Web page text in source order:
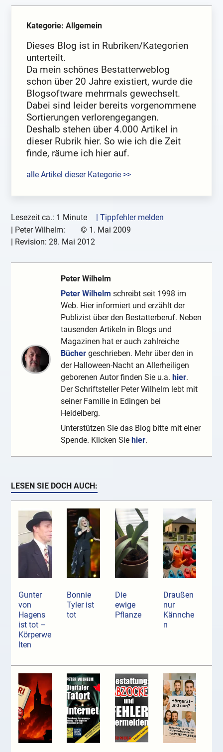
Kategorie: Allgemein
Dieses Blog ist in Rubriken/Kategorien
unterteilt.
Da mein schönes Bestatterweblog
schon über 20 Jahre existiert, wurde die
Blogsoftware mehrmals gewechselt.
Dabei sind leider bereits vorgenommene
Sortierungen verlorengegangen.
Deshalb stehen über 4.000 Artikel in
dieser Rubrik hier. So wie ich die Zeit
finde, räume ich hier auf.
alle Artikel dieser Kategorie >>
Lesezeit ca.: 1 Minute
| Tippfehler melden
| Peter Wilhelm: © 1. Mai 2009
| Revision:28. Mai 2012
Peter Wilhelm
Peter Wilhelm schreibt seit 1998 im
Web. Hier informiert und erzählt der
Publizist über den Bestatterberuf. Neben
tausenden Artikeln in Blogs und
Magazinen hat er auch zahlreiche
Bücher geschrieben. Mehr über den in
der Halloween-Nacht an Allerheiligen
geborenen Autor finden Sie u.a.hier.
Der Schriftsteller Peter Wilhelm lebt mit
seiner Familie in Edingen bei
Heidelberg.
Unterstützen Sie das Blog bitte mit einer
Spende. Klicken Siehier.
LESEN SIE DOCH AUCH:
Gunter
von
Hagens
ist tot –
Körperwe
lten
Bonnie
Tyler ist
tot
Die
ewige
Pflanze
Draußen
nur
Kännche
n